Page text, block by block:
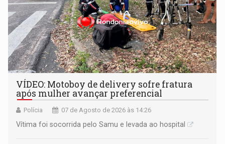
VÍDEO: Motoboy de delivery sofre fratura
após mulher avançar preferencial
Polícia 07 de Agosto de 2026 às 14:26
Vítima foi socorrida pelo Samu e levada ao hospital